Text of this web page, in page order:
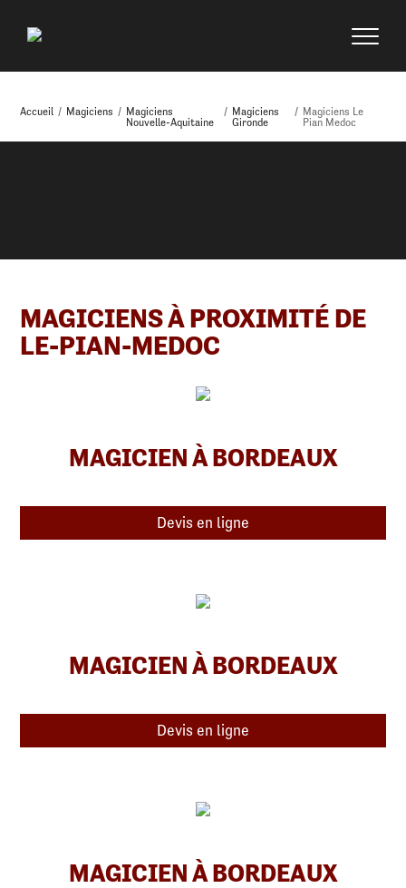
Accueil / Magiciens / Magiciens
Nouvelle-Aquitaine
/ Magiciens
Gironde
/ Magiciens Le
Pian Medoc
MAGICIENS À PROXIMITÉ DE
LE-PIAN-MEDOC
MAGICIEN À BORDEAUX
Devis en ligne
MAGICIEN À BORDEAUX
Devis en ligne
MAGICIEN À BORDEAUX